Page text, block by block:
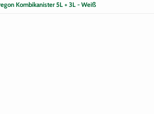
Kombikanister 5L + 3L - Weiß